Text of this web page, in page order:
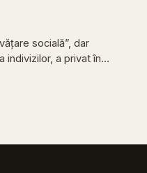
socială”, dar
indivizilor, a privat în…